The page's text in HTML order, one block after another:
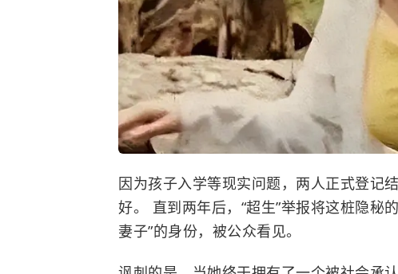
因为孩子入学等现实问题，两人正式登记
好。 直到两年后，“超生”举报将这桩隐秘
妻子”的身份，被公众看见。